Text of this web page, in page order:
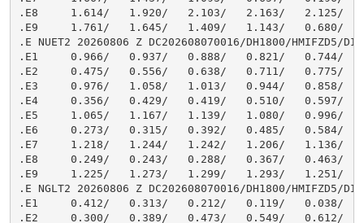
0.638/   0.711/   0.775/   0.834/   0.789/   0.840/   0.885/   0.922/   0.952/   0.972
.E3     0.976/   1.058/   1.013/   0.944/   0.858/   0.765/   0.666/   0.565/   0.465/   0.381/   0.327/   0.318
.E4     0.356/   0.429/   0.419/   0.510/   0.597/   0.680/   0.761/   0.838/   0.906/   0.963/   1.008/   1.043
.E5     1.065/   1.167/   1.139/   1.080/   0.996/   0.898/   0.791/   0.679/   0.560/   0.442/   0.343/   0.282
.E6     0.273/   0.315/   0.392/   0.485/   0.584/   0.683/   0.784/   0.883/   0.975/   1.055/   1.121/   1.175
.E7     1.218/   1.244/   1.242/   1.206/   1.136/   1.042/   0.933/   0.814/   0.685/   0.549/   0.417/   0.311
.E8     0.249/   0.243/   0.288/   0.367/   0.463/   0.570/   0.680/   0.793/   0.902/   1.001/   1.088/   1.162
.E9     1.225/   1.273/   1.299/   1.293/   1.251/   1.276/
.E NGLT2 20260806 Z DC202608070016/DH1800/HMIFZD5/DIH01
.E1     0.412/   0.313/   0.212/   0.119/   0.038/  -0.027/  -0.067/  -0.075/  -0.044/   0.021/   0.110/   0.205
.E2     0.300/   0.389/   0.473/   0.549/   0.612/   0.658/   0.684/   0.694/   0.693/   0.683/   0.657/   0.609
.E3     0.534/   0.436/   0.326/   0.215/   0.114/   0.023/  -0.049/  -0.096/  -0.106/  -0.077/  -0.011/   0.079
.E4     0.178/   0.276/   0.373/   0.465/   0.551/   0.624/   0.678/   0.712/   0.730/   0.736/   0.729/   0.705
.E5     0.655/   0.576/   0.473/   0.357/   0.239/   0.129/   0.029/  -0.053/  -0.108/  -0.125/  -0.100/  -0.038
.E6     0.049/   0.148/   0.248/   0.348/   0.448/   0.541/   0.622/   0.684/   0.727/   0.753/   0.767/   0.768
.E7     0.748/   0.699/   0.620/   0.514/   0.395/   0.271/   0.153/   0.043/  -0.049/  -0.113/  -0.136/  -0.116
.E8    -0.057/   0.027/   0.124/   0.325/   0.329/   0.433/   0.531/   0.617/   0.683/   0.731/   0.764/   0.786
.E9     0.793/   0.778/   0.732/   0.653/   0.547/   0.426/
.E PORT2 20260806 Z DC202608070016/DH1800/HMIFZD5/DIH01
.E1     1.000/   0.708/   0.341/   0.268/   0.170/   0.019/   0.219/   0.296/   0.433/   0.602/   0.770/   0.918
.E2     1.035/   1.118/   1.169/   1.195/   1.204/   1.200/   1.192/   1.196/   1.194/   1.175/   1.129/   1.051
.E3     0.930/   0.760/   0.552/   0.335/   0.138/  -0.006/  -0.074/  -0.049/   0.059/   0.223/   0.418/   0.625
.E4     0.819/   0.975/   1.086/   1.164/   1.217/   1.245/   1.257/   1.266/   1.270/   1.257/   1.224/   1.174
.E5     1.096/   0.965/   0.772/   0.543/   0.308/   0.094/  -0.064/  -0.132/  -0.100/   0.009/   0.172/   0.382
.E6     0.613/   0.824/   0.986/   1.105/   1.191/   1.245/   1.271/   1.289/   1.305/   1.308/   1.290/   1.264
.E7     1.229/   1.154/   1.010/   0.804/   0.562/   0.309/   0.078/  -0.085/  -0.152/  -0.126/  -0.025/   0.146
.E8     0.374/   0.617/   0.828/   0.990/   1.110/   1.191/   1.235/   1.261/   1.285/   1.301/   1.301/   1.296
.E9     1.294/   1.275/   1.200/   1.054/   0.844/   0.592/
.E MGPT2 20260806 Z DC202608070016/DH1800/HMIFZD5/DIH01
.E1     1.338/   1.289/   0.918/   0.669/   0.508/   0.400/   0.170/   0.026/  -0.062/  -0.060/   0.058/   0.256
.E2     0.591/